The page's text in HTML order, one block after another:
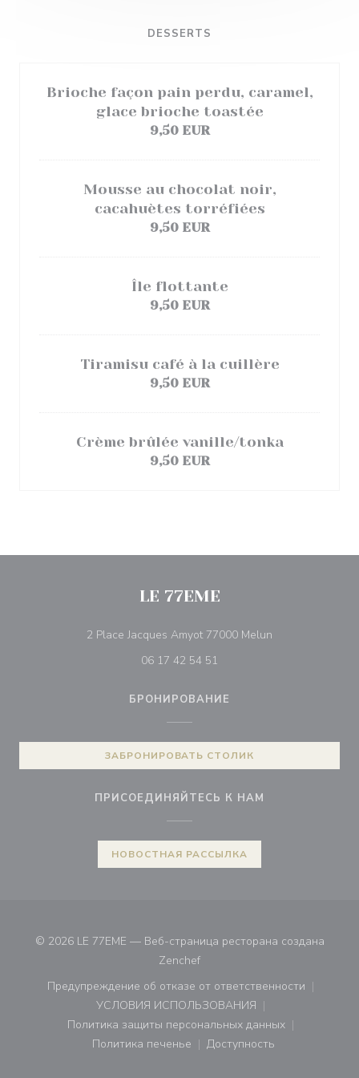
DESSERTS
Brioche façon pain perdu, caramel,
glace brioche toastée
9,50 EUR
Mousse au chocolat noir,
cacahuètes torréfiées
9,50 EUR
Île flottante
9,50 EUR
Tiramisu café à la cuillère
9,50 EUR
Crème brûlée vanille/tonka
9,50 EUR
LE 77EME
2 Place Jacques Amyot 77000 Melun
06 17 42 54 51
БРОНИРОВАНИЕ
ЗАБРОНИРОВАТЬ СТОЛИК
ПРИСОЕДИНЯЙТЕСЬ К НАМ
НОВОСТНАЯ РАССЫЛКА
© 2026 LE 77EME — Веб-страница ресторана создана
Zenchef((открывается в новом окне))
Предупреждение об отказе от ответственности
((открывается в новом окне))
УСЛОВИЯ ИСПОЛЬЗОВАНИЯ
((открывается в новом окне))
Политика защиты персональных данных
((открывается в новом окне))
Политика печенье
((открывается в новом окне))
Доступность
((открывается в